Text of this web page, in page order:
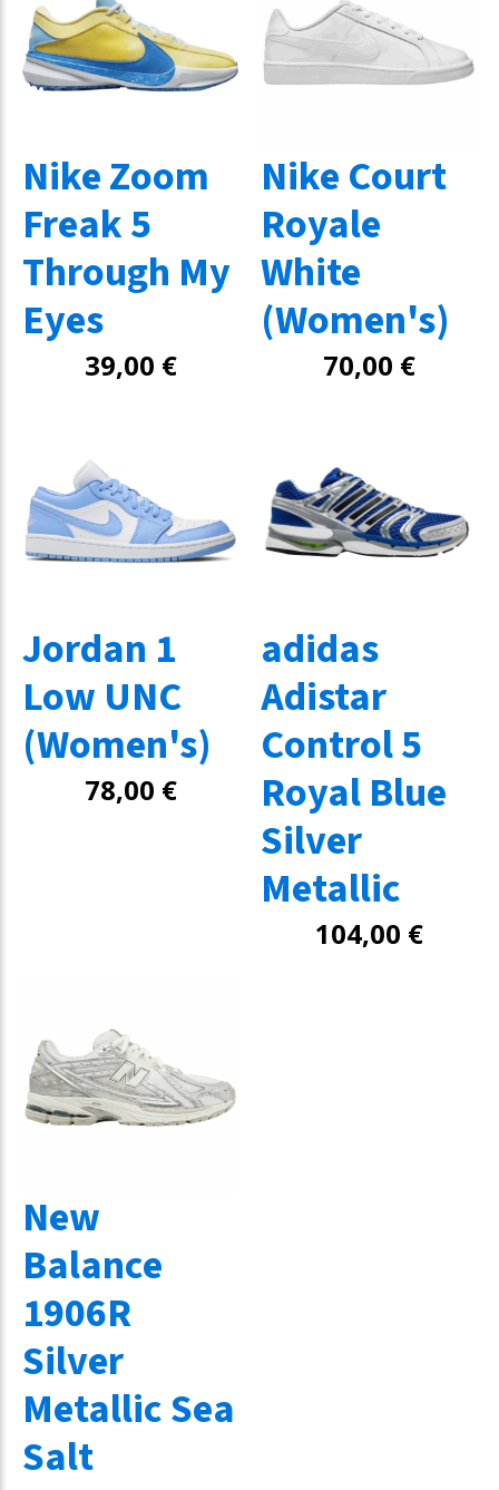
Nike Zoom
Freak 5
Through My
Eyes
39,00 €
Nike Court
Royale
White
(Women's)
70,00 €
Jordan 1
Low UNC
(Women's)
78,00 €
adidas
Adistar
Control 5
Royal Blue
Silver
Metallic
104,00 €
New
Balance
1906R
Silver
Metallic Sea
Salt